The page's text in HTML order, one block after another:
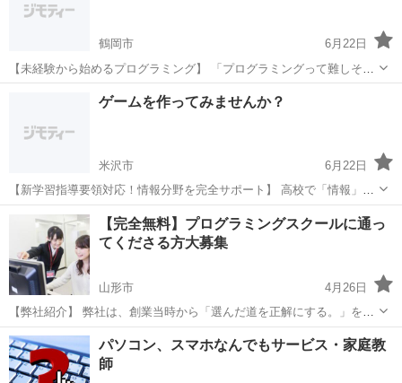
鶴岡市
6月22日
【未経験から始めるプログラミング】 「プログラミングって難しそ
う...」そんなイメージを払拭します！ 当塾が選ばれる理由 初心者向け
プログラミング 未経験
ゲームを作ってみませんか？
米沢市
6月22日
【新学習指導要領対応！情報分野を完全サポート】 高校で「情報」が
必修化されました。 プログラミングの基礎をしっかり身につけましょ
学校の授業...
米沢市 プログラミング 思考力
【完全無料】プログラミングスクールに通っ
てくださる方大募集
山形市
4月26日
【弊社紹介】 弊社は、創業当時から「選んだ道を正解にする。」をモ
ットーに、全ての人が自己実現に向けて挑戦できる社会の実現を目指
しています。 当社のメイン事業である「Enjoy Tech」では、累計200
名以上の卒業生...
山形 山形市 パソコン フリーランス
パソコン、スマホなんでもサービス・家庭教
師